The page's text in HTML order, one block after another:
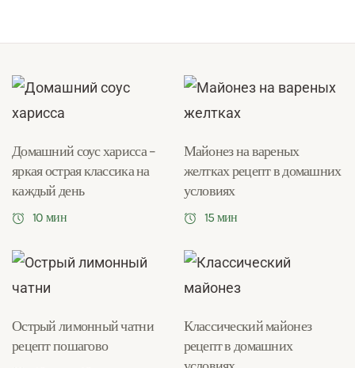
Домашний соус харисса –
яркая острая классика на
каждый день
10 мин
Майонез на вареных
желтках рецепт в домашних
условиях
15 мин
Острый лимонный чатни
рецепт пошагово
Классический майонез
рецепт в домашних